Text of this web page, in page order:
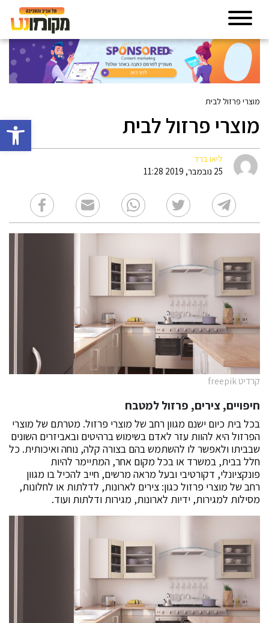
פתח
מוצרי פרזול לבית
מוצרי פרזול לבית
ליאו ברד
25 נובמבר, 2019 11:28
קרדיט freepik
חיפויים, צירים, פרזול למטבח
בכל בית כיום ישנם מגוון רחב של מוצרי פרזול. מטרתם של מוצרי
הפרזול היא להוות עזר לאדם בשימוש ברהיטים ובאביזרים השונים
שבביתו ולאפשר לו להשתמש בהם בצורה קלה, נוחה ואיכותית. כל
חלל בבית, במשרד או בכל מקום אחר, המתיימר להיות
פונקציונלי, דקורטיבי ובעל מראה מרשים, חייב להכיל בו מגוון
רחב של מוצרי פרזול כגון: צירים לארונות, לדלתות או לחלונות,
מסילות למגירות, ידיות לארונות, מגירות ודלתות ועוד.